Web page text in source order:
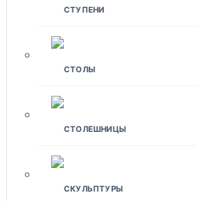
СТУПЕНИ
СТОЛЫ
СТОЛЕШНИЦЫ
СКУЛЬПТУРЫ